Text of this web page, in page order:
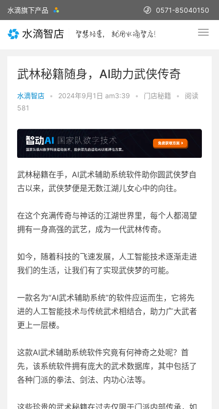
水滴旗下产品 0571-85040150
武林秘籍随身，AI助力武侠传奇
水滴智店 • 2024年9月1日 am3:39 • 门店秘籍 •
阅读
581
武林秘籍在手，AI武术辅助系统软件助你圆武侠梦自
古以来，武侠梦便是无数江湖儿女心中的向往。
在这个充满传奇与神话的江湖世界里，每个人都渴望
拥有一身高强的武艺，成为一代武林传奇。
如今，随着科技的飞速发展，人工智能技术逐渐走进
我们的生活，让我们有了实现武侠梦的可能。
一款名为“AI武术辅助系统”的软件应运而生，它将先
进的人工智能技术与传统武术相结合，助力广大武者
更上一层楼。
这款AI武术辅助系统软件究竟有何神奇之处呢？首
先，该系统软件拥有庞大的武术数据库，其中包括了
各种门派的拳法、剑法、内功心法等。
这些珍贵的武术秘籍在过去仅限于门派内部传承，如